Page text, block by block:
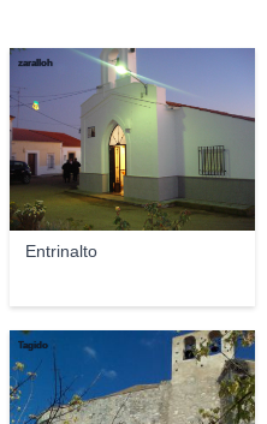
Entrinalto
zaralloh
Tagido